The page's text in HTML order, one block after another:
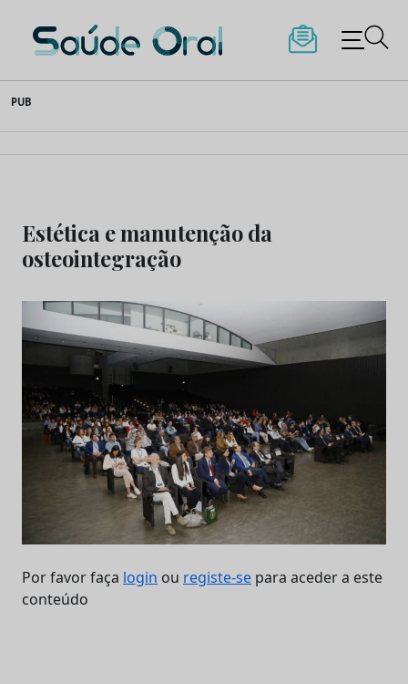
to
content
Saúde Oral
PUB
Estética e manutenção da
osteointegração
Por favor faça login ou registe-se para aceder a este
conteúdo